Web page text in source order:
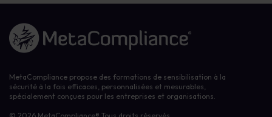
Lien vers la page d'accueil
MetaCompliance propose des formations de sensibilisation à la
sécurité à la fois efficaces, personnalisées et mesurables,
spécialement conçues pour les entreprises et organisations.